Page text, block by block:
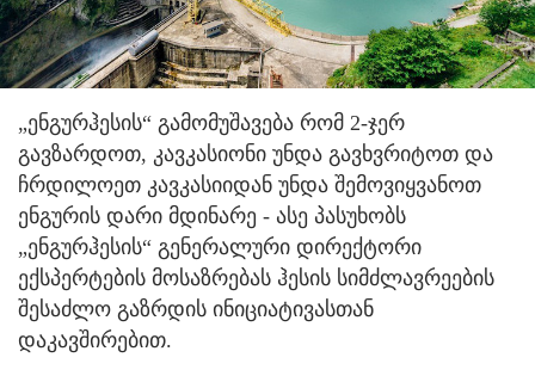
„ენგურჰესის“ გამომუშავება რომ 2-ჯერ
გავზარდოთ, კავკასიონი უნდა გავხვრიტოთ და
ჩრდილოეთ კავკასიიდან უნდა შემოვიყვანოთ
ენგურის დარი მდინარე - ასე პასუხობს
„ენგურჰესის“ გენერალური დირექტორი
ექსპერტების მოსაზრებას ჰესის სიმძლავრეების
შესაძლო გაზრდის ინიციატივასთან
დაკავშირებით.